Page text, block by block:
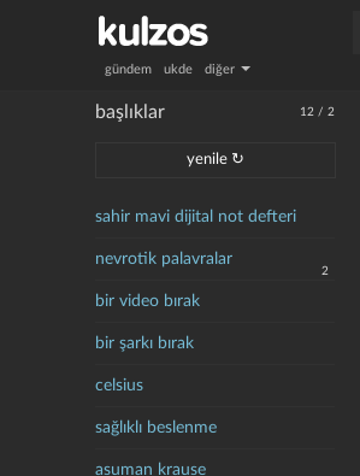
gündem ukde diğer
12 /2
başlıklar
yenile ↻
sahir mavi dijital not defteri
nevrotik palavralar
2
bir video bırak
bir şarkı bırak
celsius
sağlıklı beslenme
asuman krause